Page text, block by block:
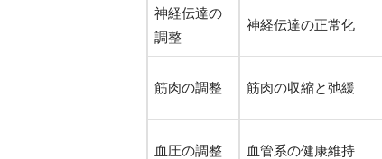
神経伝達の
調整
神経伝達の正常化
筋肉の調整 筋肉の収縮と弛緩
血圧の調整 血管系の健康維持